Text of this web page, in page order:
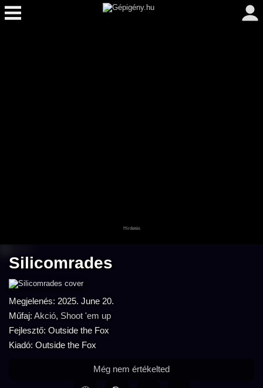
Silicomrades
Megjelenés: 2025. June 20.
Műfaj: Akció, Shoot 'em up
Fejlesztő: Outside the Fox
Kiadó: Outside the Fox
Még nem értékelted